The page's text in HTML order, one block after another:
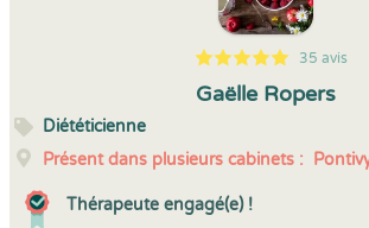
5
1
5
35 35 avis
Gaëlle Ropers
Diététicienne
Présent dans plusieurs cabinets :
Thérapeute engagé(e) !